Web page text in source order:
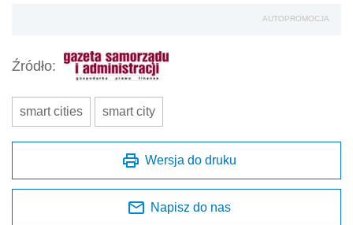
AUTOPROMOCJA
Źródło:
smart cities smart city
Wersja do druku
Napisz do nas